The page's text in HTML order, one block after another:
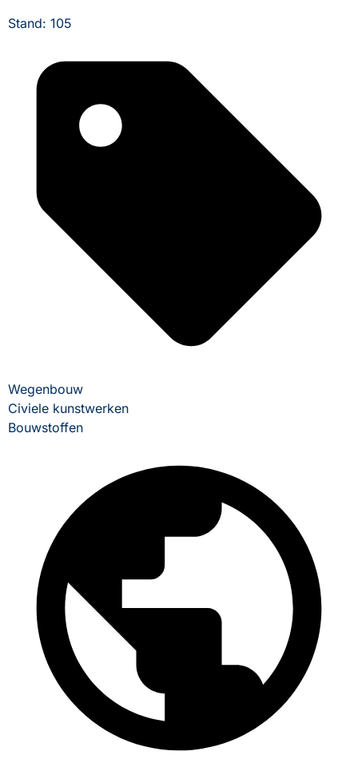
Stand: 105
Wegenbouw
Civiele kunstwerken
Bouwstoffen